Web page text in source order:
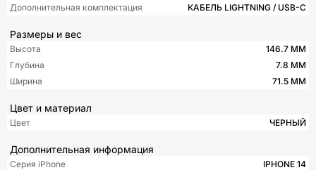
Дополнительная комплектация КАБЕЛЬ LIGHTNING / USB-C
Размеры и вес
Высота
146.7 ММ
Глубина
7.8 ММ
Ширина
71.5 ММ
Цвет и материал
Цвет ЧЕРНЫЙ
Дополнительная информация
Серия iPhone
IPHONE 14